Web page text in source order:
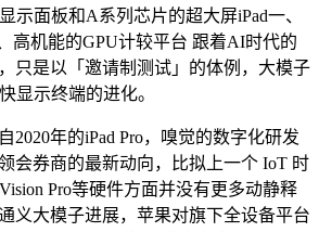
示面板和A系列芯片的超大屏iPad一、
高机能的GPU计较平台 跟着AI时代的
只是以「邀请制测试」的体例，大模子
显示终端的进化。
年的iPad Pro，嗅觉的数字化研发
会券商的最新动向，比拟上一个 IoT 时
Pro等硬件方面并没有更多动静释
义大模子进展，苹果对旗下全设备平台